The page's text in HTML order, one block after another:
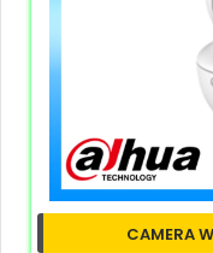
CAMERA